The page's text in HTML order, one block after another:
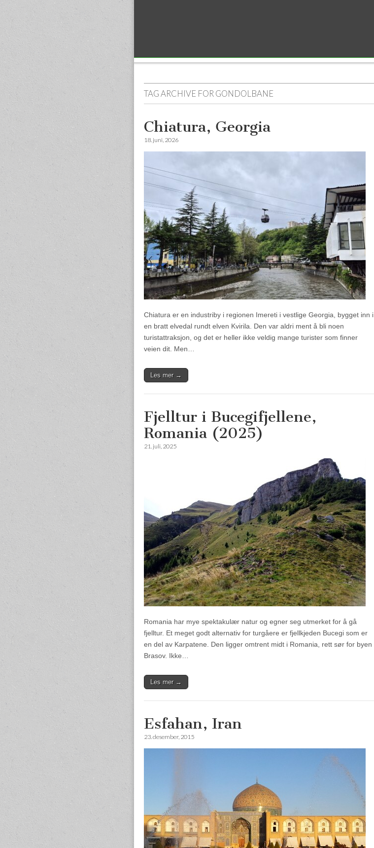
TAG ARCHIVE FOR GONDOLBANE
Chiatura, Georgia
18. juni, 2026
Chiatura er en industriby i regionen Imereti i vestlige Georgia, bygget inn i
en bratt elvedal rundt elven Kvirila. Den var aldri ment å bli noen
turistattraksjon, og det er heller ikke veldig mange turister som finner
veien dit. Men…
Les mer →
Fjelltur i Bucegifjellene,
Romania (2025)
21. juli, 2025
Romania har mye spektakulær natur og egner seg utmerket for å gå
fjelltur. Et meget godt alternativ for turgåere er fjellkjeden Bucegi som er
en del av Karpatene. Den ligger omtrent midt i Romania, rett sør for byen
Brasov. Ikke…
Les mer →
Esfahan, Iran
23. desember, 2015